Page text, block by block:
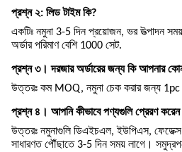
প্রশ্ন ২: লিড টাইম কি?
একটিঃ নমুনা 3-5 দিন প্রয়োজন, ভর উত্পাদন
অর্ডার পরিমাণ বেশি 1000 সেট.
প্রশ্ন ৩। দরজার অর্ডারের জন্য কি আপনার
উত্তরঃ কম MOQ, নমুনা চেক করার জন্য
প্রশ্ন ৪। আপনি কীভাবে পণ্যগুলি প্রেরণ
উত্তরঃ নমুনাগুলি ডিএইচএল, ইউপিএস, ফেডেক্স
সাধারণত পৌঁছাতে 3-5 দিন সময় লাগে।